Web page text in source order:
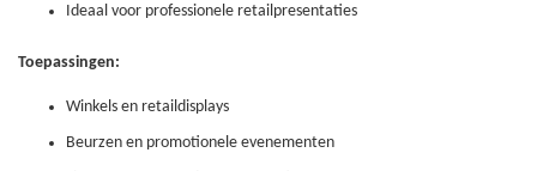
Ideaal voor professionele retailpresentaties
Toepassingen:
Winkels en retaildisplays
Beurzen en promotionele evenementen